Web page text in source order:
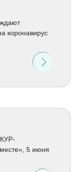
коронавирус
5 июня